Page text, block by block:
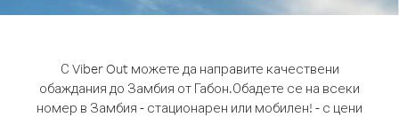
С Viber Out можете да направите качествени
обаждания до Замбия от Габон.Обадете се на всеки
номер в Замбия - стационарен или мобилен! - с цени